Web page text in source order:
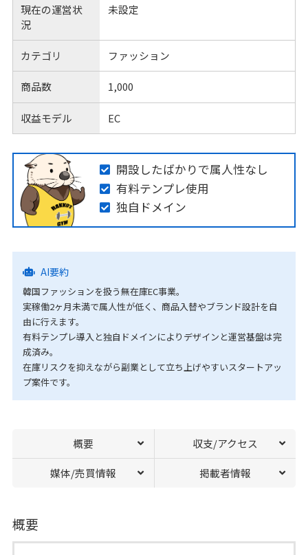
現在の運営状
況
未設定
カテゴリ ファッション
商品数 1,000
収益モデル EC
開設したばかりで属人性なし
有料テンプレ使用
独自ドメイン
AI要約
韓国ファッションを扱う無在庫EC事業。
実稼働2ヶ月未満で属人性が低く、商品入替やブランド設計を自
由に行えます。
有料テンプレ導入と独自ドメインによりデザインと運営基盤は完
成済み。
在庫リスクを抑えながら副業として立ち上げやすいスタートアッ
プ案件です。
概要 収支/アクセス
媒体/売買情報 掲載者情報
概要